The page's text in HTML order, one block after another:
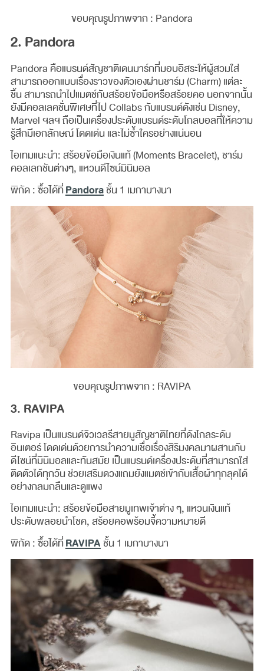
ขอบคุณรูปภาพจาก : Pandora
2. Pandora
Pandora คือแบรนด์สัญชาติเดนมาร์กที่มอบอิสระให้ผู้สวมใส่
สามารถออกแบบเรื่องราวของตัวเองผ่านชาร์ม (Charm) แต่ละ
ชิ้น สามารถนำไปแมตช์กับสร้อยข้อมือหรือสร้อยคอ นอกจากนั้น
ยังมีคอลเลคชั่นพิเศษที่ไป Collabs กับแบรนด์ดังเช่น Disney,
Marvel ฯลฯ ถือเป็นเครื่องประดับแบรนด์ระดับโกลบอลที่ให้ความ
รู้สึกมีเอกลักษณ์ โดดเด่น และไม่ซ้ำใครอย่างแน่นอน
ไอเทมแนะนำ: สร้อยข้อมือเงินแท้ (Moments Bracelet), ชาร์ม
คอลเลกชันต่างๆ, แหวนดีไซน์มินิมอล
พิกัด : ซื้อได้ที่Pandoraชั้น 1 เมกาบางนา
ขอบคุณรูปภาพจาก : RAVIPA
3. RAVIPA
Ravipa เป็นแบรนด์จิวเวลรีสายมูสัญชาติไทยที่ดังไกลระดับ
อินเตอร์ โดดเด่นด้วยการนำความเชื่อเรื่องสิริมงคลมาผสานกับ
ดีไซน์ที่มินิมอลและทันสมัย เป็นแบรนด์เครื่องประดับที่สามารถใส่
ติดตัวได้ทุกวัน ช่วยเสริมดวงแถมยังแมตช์เข้ากับเสื้อผ้าทุกลุคได้
อย่างกลมกลืนและดูแพง
ไอเทมแนะนำ: สร้อยข้อมือสายมูเทพเจ้าต่าง ๆ, แหวนเงินแท้
ประดับพลอยนำโชค, สร้อยคอพร้อมจี้ความหมายดี
พิกัด : ซื้อได้ที่RAVIPAชั้น 1 เมกาบางนา